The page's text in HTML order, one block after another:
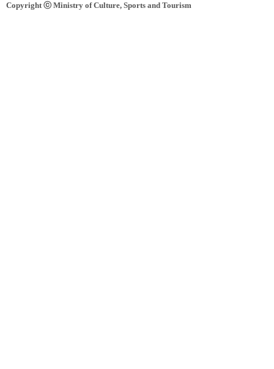
Copyright ⓒ Ministry of Culture, Sports and Tourism